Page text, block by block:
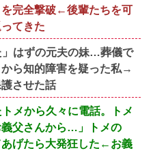
を完全撃破←後輩たちを可
てきた
」はずの元夫の妹…葬儀で
ら知的障害を疑った私→
させた話
メから久々に電話。トメ
義父さんから…」トメの
あげたら大発狂した←お義